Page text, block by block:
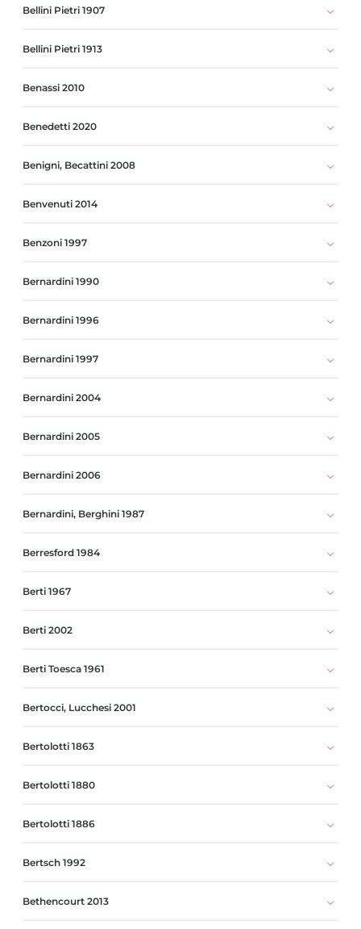
Bellini Pietri 1907
Bellini Pietri 1913
Benassi 2010
Benedetti 2020
Benigni, Becattini 2008
Benvenuti 2014
Benzoni 1997
Bernardini 1990
Bernardini 1996
Bernardini 1997
Bernardini 2004
Bernardini 2005
Bernardini 2006
Bernardini, Berghini 1987
Berresford 1984
Berti 1967
Berti 2002
Berti Toesca 1961
Bertocci, Lucchesi 2001
Bertolotti 1863
Bertolotti 1880
Bertolotti 1886
Bertsch 1992
Bethencourt 2013